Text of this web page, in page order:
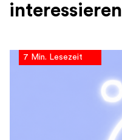
interessieren
7 Min. Lesezeit